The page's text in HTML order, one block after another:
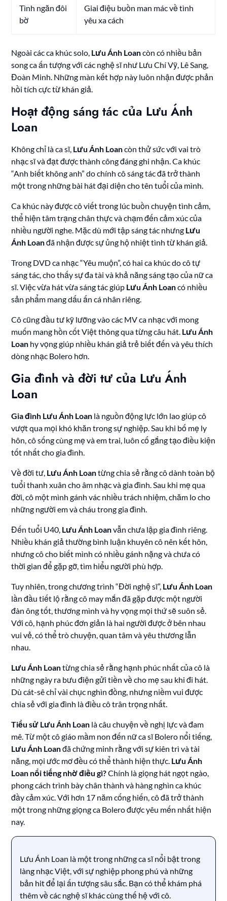
Tình ngăn đôi
bờ
Giai điệu buồn man mác về tình
yêu xa cách
Ngoài các ca khúc solo, Lưu Ánh Loancòn có nhiều bản
song ca ấn tượng với các nghệ sĩ như Lưu Chí Vỹ, Lê Sang,
Đoàn Minh. Những màn kết hợp này luôn nhận được phản
hồi tích cực từ khán giả.
Hoạt động sáng tác của Lưu Ánh
Loan
Không chỉ là ca sĩ, Lưu Ánh Loancòn thử sức với vai trò
nhạc sĩ và đạt được thành công đáng ghi nhận. Ca khúc
“Anh biết không anh” do chính cô sáng tác đã trở thành
một trong những bài hát đại diện cho tên tuổi của mình.
Ca khúc này được cô viết trong lúc buồn chuyện tình cảm,
thể hiện tâm trạng chân thực và chạm đến cảm xúc của
nhiều người nghe. Mặc dù mới tập sáng tác nhưng Lưu
Ánh Loanđã nhận được sự ủng hộ nhiệt tình từ khán giả.
Trong DVD ca nhạc “Yêu muộn”, có hai ca khúc do cô tự
sáng tác, cho thấy sự đa tài và khả năng sáng tạo của nữ ca
sĩ. Việc vừa hát vừa sáng tác giúp Lưu Ánh Loancó nhiều
sản phẩm mang dấu ấn cá nhân riêng.
Cô cũng đầu tư kỹ lưỡng vào các MV ca nhạc với mong
muốn mang hồn cốt Việt thông qua từng câu hát. Lưu Ánh
Loan hy vọng giúp nhiều khán giả trẻ biết đến và yêu thích
dòng nhạc Bolero hơn.
Gia đình và đời tư của Lưu Ánh
Loan
Gia đình Lưu Ánh Loan là nguồn động lực lớn lao giúp cô
vượt qua mọi khó khăn trong sự nghiệp. Sau khi bố mẹ ly
hôn, cô sống cùng mẹ và em trai, luôn cố gắng tạo điều kiện
tốt nhất cho gia đình.
Về đời tư, Lưu Ánh Loantừng chia sẻ rằng cô dành toàn bộ
tuổi thanh xuân cho âm nhạc và gia đình. Sau khi mẹ qua
đời, cô một mình gánh vác nhiều trách nhiệm, chăm lo cho
những người em và cháu trong gia đình.
Đến tuổi U40, Lưu Ánh Loanvẫn chưa lập gia đình riêng.
Nhiều khán giả thường bình luận khuyên cô nên kết hôn,
nhưng cô cho biết mình có nhiều gánh nặng và chưa có
thời gian để gặp gỡ, tìm hiểu người phù hợp.
Tuy nhiên, trong chương trình “Đời nghệ sĩ”, Lưu Ánh Loan
lần đầu tiết lộ rằng cô may mắn đã gặp được một người
đàn ông tốt, thương mình và hy vọng mọi thứ sẽ suôn sẻ.
Với cô, hạnh phúc đơn giản là hai người được ở bên nhau
vui vẻ, có thể trò chuyện, quan tâm và yêu thương lẫn
nhau.
Lưu Ánh Loantừng chia sẻ rằng hạnh phúc nhất của cô là
những ngày ra bưu điện gửi tiền về cho mẹ sau khi đi hát.
Dù cát-sê chỉ vài chục nghìn đồng, nhưng niềm vui được
chia sẻ với gia đình là điều cô trân trọng nhất.
Tiểu sử Lưu Ánh Loan là câu chuyện về nghị lực và đam
mê. Từ một cô giáo mầm non đến nữ ca sĩ Bolero nổi tiếng,
Lưu Ánh Loanđã chứng minh rằng với sự kiên trì và tài
năng, mọi ước mơ đều có thể thành hiện thực. Lưu Ánh
Loan nổi tiếng nhờ điều gì?Chính là giọng hát ngọt ngào,
phong cách trình bày chân thành và hàng nghìn ca khúc
đầy cảm xúc. Với hơn 17 năm cống hiến, cô đã trở thành
một trong những giọng ca Bolero được yêu mến nhất hiện
nay.
Lưu Ánh Loan là một trong những ca sĩ nổi bật trong
làng nhạc Việt, với sự nghiệp phong phú và những
bản hit để lại ấn tượng sâu sắc. Bạn có thể khám phá
thêm về các nghệ sĩ khác cùng thế hệ với cô.